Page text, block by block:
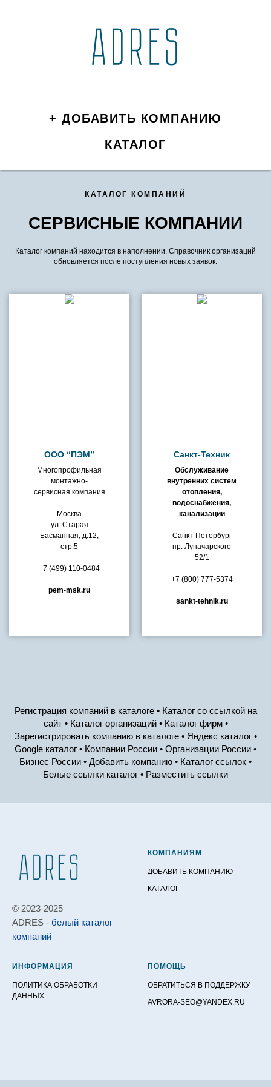
+ ДОБАВИТЬ КОМПАНИЮ
КАТАЛОГ
КАТАЛОГ КОМПАНИЙ
СЕРВИСНЫЕ КОМПАНИИ
Каталог компаний находится в наполнении. Справочник организаций
обновляется после поступления новых заявок.
ООО “ПЭМ”
Многопрофильная
монтажно-
сервисная компания
Москва
ул. Старая
Басманная, д.12,
стр.5
+7 (499) 110-0484
pem-msk.ru
Санкт-Техник
​Обслуживание
внутренних систем
отопления,
водоснабжения,
канализации
Санкт-Петербург
пр. Луначарского
52/1
+7 (800) 777-5374
sankt-tehnik.ru
Регистрация компаний в каталоге • Каталог со ссылкой на
сайт • Каталог организаций • Каталог фирм •
Зарегистрировать компанию в каталоге • Яндекс каталог •
Google каталог • Компании России • Организации России •
Бизнес России • Добавить компанию • Каталог ссылок •
Белые ссылки каталог • Разместить ссылки
© 2023-2025
ADRES - белый каталог
компаний
КОМПАНИЯМ
ДОБАВИТЬ КОМПАНИЮ
КАТАЛОГ
ИНФОРМАЦИЯ
ПОЛИТИКА ОБРАБОТКИ
ДАННЫХ
ПОМОЩЬ
ОБРАТИТЬСЯ В ПОДДЕРЖКУ
AVRORA-SEO@YANDEX.RU